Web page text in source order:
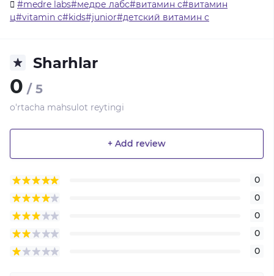
#medre labs#медре лабс#витамин с#витамин
ц#vitamin c#kids#junior#детский витамин с
Sharhlar
0 / 5
o'rtacha mahsulot reytingi
+ Add review
0
0
0
0
0